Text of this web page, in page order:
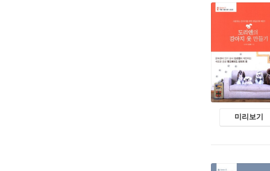
미리보기